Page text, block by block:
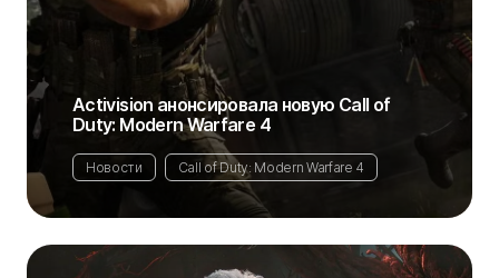
Activision анонсировала новую Call of
Duty: Modern Warfare 4
Новости Call of Duty: Modern Warfare 4